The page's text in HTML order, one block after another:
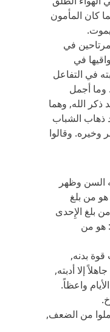
كان المأمون
في
في
في التفاعل
وما أجمل
ذكر الله, وهما
ذهاب الشباب
وخيره. وقالوا
السن وظهر
من بلغ
بلغ الإِحدى
هو من
بدنه,
إلا أدبته,
واعظاً.
ملوا من الضعف,